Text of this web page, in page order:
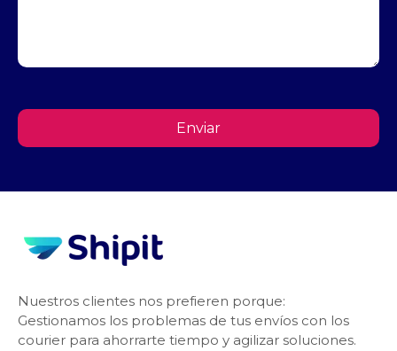
Nuestros clientes nos prefieren porque:
Gestionamos los problemas de tus envíos con los
courier para ahorrarte tiempo y agilizar soluciones.